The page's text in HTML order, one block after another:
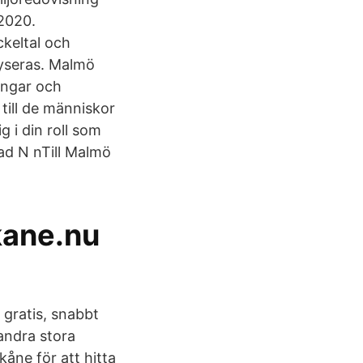
och
Malmö
och
de människor
i din roll som
N nTill Malmö
snabbt
stora
för att hitta